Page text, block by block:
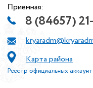
Приемная:
8 (84657)
Карта района
Реестр официальных